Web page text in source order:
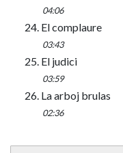
04:06
24. El complaure
03:43
25. El judici
03:59
26. La arboj brulas
02:36